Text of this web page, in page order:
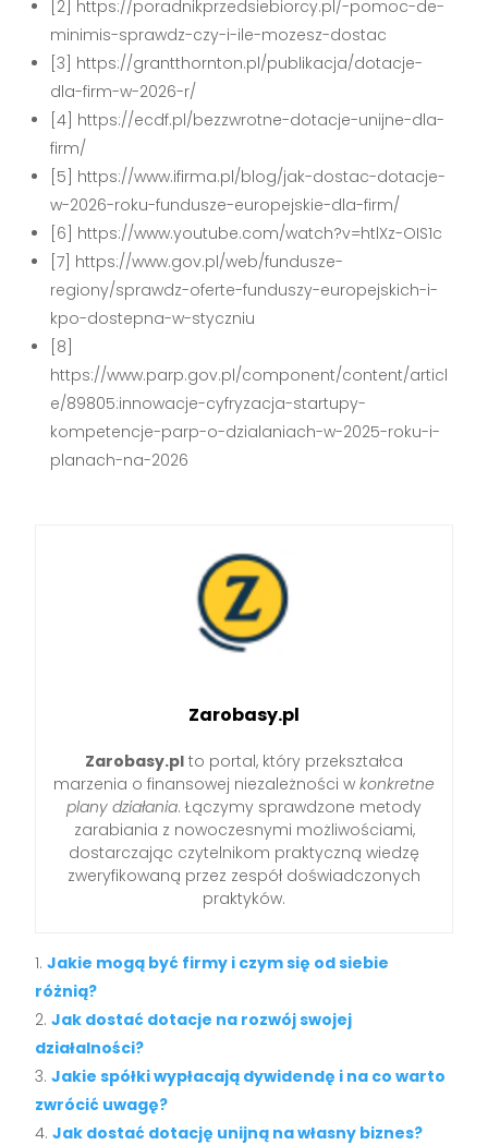
[2] https://poradnikprzedsiebiorcy.pl/-pomoc-de-
minimis-sprawdz-czy-i-ile-mozesz-dostac
[3] https://grantthornton.pl/publikacja/dotacje-
dla-firm-w-2026-r/
[4] https://ecdf.pl/bezzwrotne-dotacje-unijne-dla-
firm/
[5] https://www.ifirma.pl/blog/jak-dostac-dotacje-
w-2026-roku-fundusze-europejskie-dla-firm/
[6] https://www.youtube.com/watch?v=htlXz-OIS1c
[7] https://www.gov.pl/web/fundusze-
regiony/sprawdz-oferte-funduszy-europejskich-i-
kpo-dostepna-w-styczniu
[8]
https://www.parp.gov.pl/component/content/articl
e/89805:innowacje-cyfryzacja-startupy-
kompetencje-parp-o-dzialaniach-w-2025-roku-i-
planach-na-2026
Zarobasy.pl
Zarobasy.pl to portal, który przekształca
marzenia o finansowej niezależności w konkretne
plany działania. Łączymy sprawdzone metody
zarabiania z nowoczesnymi możliwościami,
dostarczając czytelnikom praktyczną wiedzę
zweryfikowaną przez zespół doświadczonych
praktyków.
Jakie mogą być firmy i czym się od siebie
różnią?
Jak dostać dotacje na rozwój swojej
działalności?
Jakie spółki wypłacają dywidendę i na co warto
zwrócić uwagę?
Jak dostać dotację unijną na własny biznes?